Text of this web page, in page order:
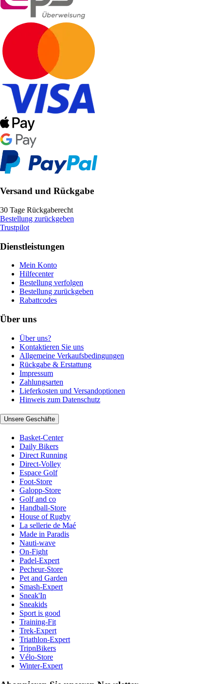
Versand und Rückgabe
30 Tage Rückgaberecht
Bestellung zurückgeben
Trustpilot
Dienstleistungen
Mein Konto
Hilfecenter
Bestellung verfolgen
Bestellung zurückgeben
Rabattcodes
Über uns
Über uns?
Kontaktieren Sie uns
Allgemeine Verkaufsbedingungen
Rückgabe & Erstattung
Impressum
Zahlungsarten
Lieferkosten und Versandoptionen
Hinweis zum Datenschutz
Unsere Geschäfte
Basket-Center
Daily Bikers
Direct Running
Direct-Volley
Espace Golf
Foot-Store
Galopp-Store
Golf and co
Handball-Store
House of Rugby
La sellerie de Maé
Made in Paradis
Nauti-wave
On-Fight
Padel-Expert
Pecheur-Store
Pet and Garden
Smash-Expert
Sneak'In
Sneakids
Sport is good
Training-Fit
Trek-Expert
Triathlon-Expert
TripnBikers
Vélo-Store
Winter-Expert